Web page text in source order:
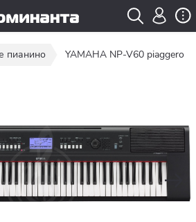
пианино YAMAHA NP-V60 piaggero